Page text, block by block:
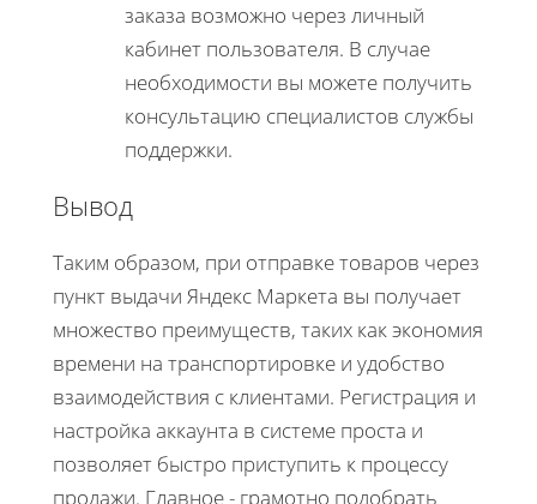
заказа возможно через личный
кабинет пользователя. В случае
необходимости вы можете получить
консультацию специалистов службы
поддержки.
Вывод
Таким образом, при отправке товаров через
пункт выдачи Яндекс Маркета вы получает
множество преимуществ, таких как экономия
времени на транспортировке и удобство
взаимодействия с клиентами. Регистрация и
настройка аккаунта в системе проста и
позволяет быстро приступить к процессу
продажи. Главное - грамотно подобрать